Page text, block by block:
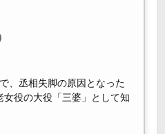
、丞相失脚の原因となった
役の大役「三婆」として知